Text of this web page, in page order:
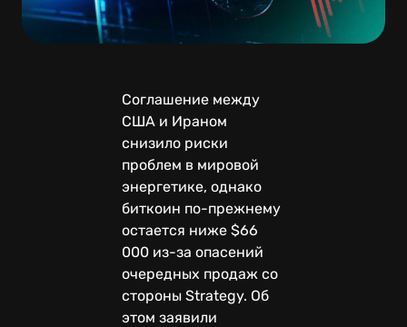
Соглашение между
США и Ираном
снизило риски
проблем в мировой
энергетике, однако
биткоин по-прежнему
остается ниже $66
000 из-за опасений
очередных продаж со
стороны Strategy. Об
этом заявили